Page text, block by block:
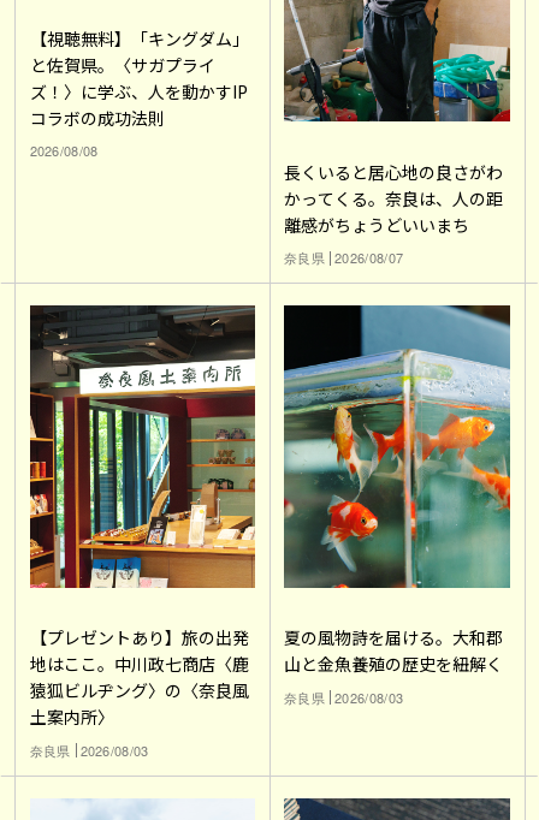
【視聴無料】「キングダム」
と佐賀県。〈サガプライ
ズ！〉に学ぶ、人を動かすIP
コラボの成功法則
2026/08/08
長くいると居心地の良さがわ
かってくる。奈良は、人の距
離感がちょうどいいまち
奈良県 2026/08/07
【プレゼントあり】旅の出発
地はここ。中川政七商店〈鹿
猿狐ビルヂング〉の〈奈良風
土案内所〉
奈良県 2026/08/03
夏の風物詩を届ける。大和郡
山と金魚養殖の歴史を紐解く
奈良県 2026/08/03